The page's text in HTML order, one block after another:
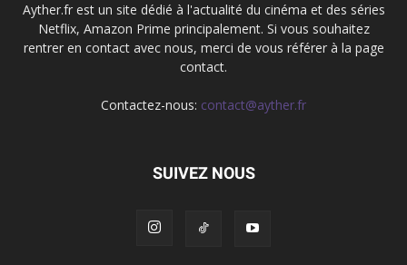
Ayther.fr est un site dédié à l'actualité du cinéma et des séries
Netflix, Amazon Prime principalement. Si vous souhaitez
rentrer en contact avec nous, merci de vous référer à la page
contact.
Contactez-nous: contact@ayther.fr
SUIVEZ NOUS